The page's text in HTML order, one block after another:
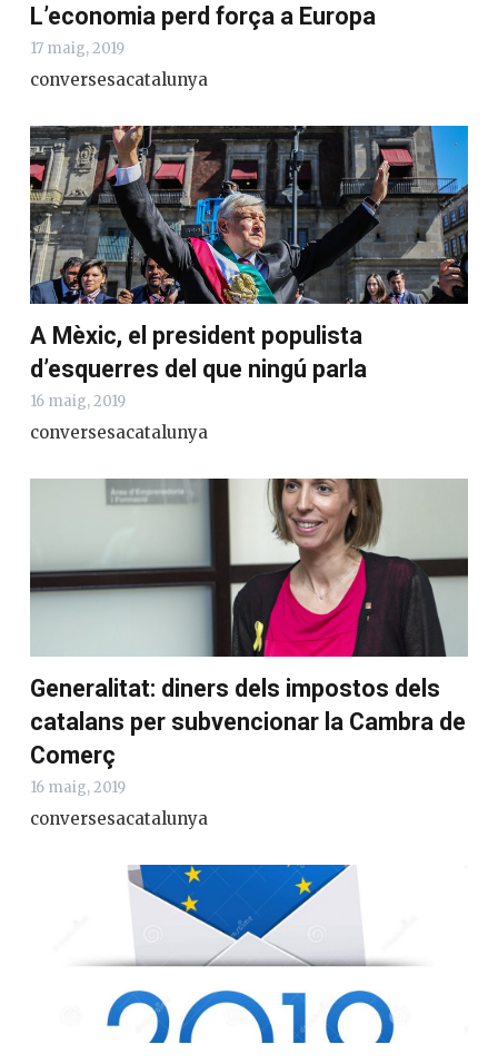
L’economia perd força a Europa
17 maig, 2019
conversesacatalunya
A Mèxic, el president populista
d’esquerres del que ningú parla
16 maig, 2019
conversesacatalunya
Generalitat: diners dels impostos dels
catalans per subvencionar la Cambra de
Comerç
16 maig, 2019
conversesacatalunya